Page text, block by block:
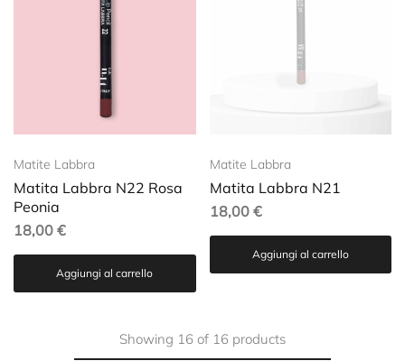
Matite Labbra
Matita Labbra N22 Rosa
Peonia
18,00 €
Aggiungi al carrello
Matite Labbra
Matita Labbra N21
18,00 €
Aggiungi al carrello
Showing 16 of 16 products